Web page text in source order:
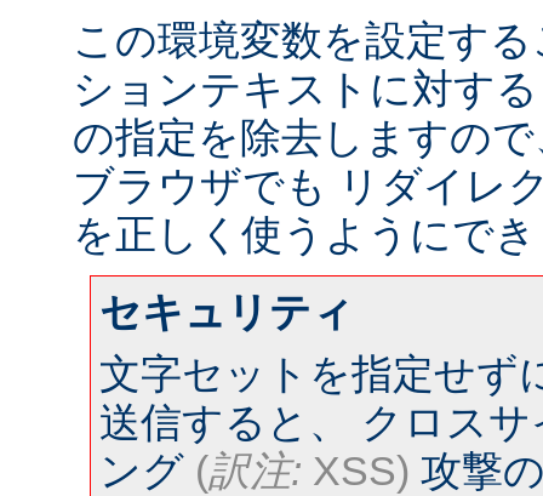
この環境変数を設定す
ションテキストに対す
の指定を除去しますの
ブラウザでも リダイレ
を正しく使うようにで
セキュリティ
文字セットを指定せず
送信すると、 クロス
ング (訳注: XSS) 攻撃